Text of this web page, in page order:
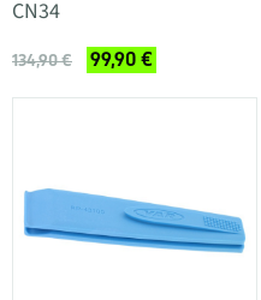
CN34
134,90 € 99,90 €